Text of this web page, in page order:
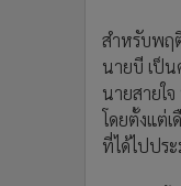
สำหรับพฤ
นายบี เป็
นายสายใ
โดยตั้งแต่
ที่ได้ไปปร